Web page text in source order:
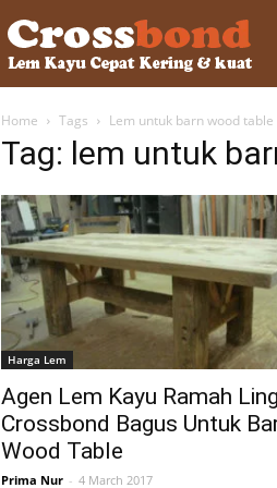
–
Home Tags Lem untuk barn wood table
Tag: lem untuk
Harga Lem
Agen Lem Kayu Ramah
Crossbond Bagus Untuk
Wood Table
Prima Nur - 4 March 2017